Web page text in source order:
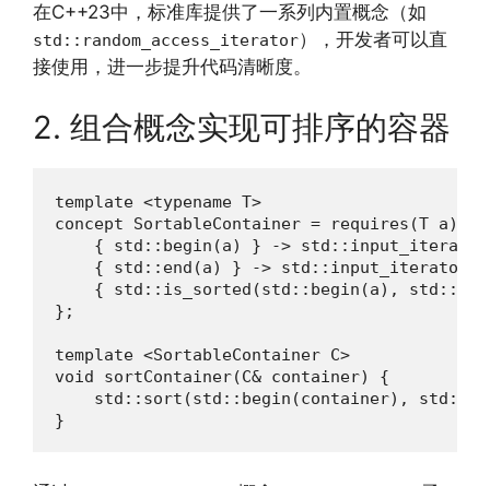
在C++23中，标准库提供了一系列内置概念（如
std::random_access_iterator），开发者可以直
接使用，进一步提升代码清晰度。
2. 组合概念实现可排序的容器
template <typename T>
concept SortableContainer = requires(T a) {
{ std::begin(a) } ->
    { std::end(a) } -> std::input_iterator;
{ std::is_sorted(std::begin(a),
};
template <SortableContainer C>
void sortContainer(C& container) {
std::sort(std::begin(container),
}